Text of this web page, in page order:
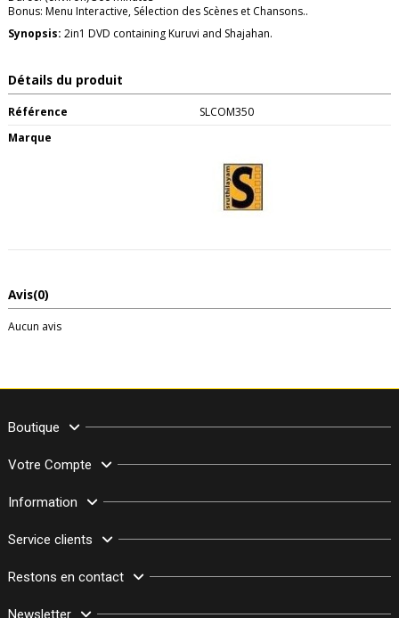
Bonus: Menu Interactive, Sélection des Scènes et Chansons..
Synopsis: 2in1 DVD containing Kuruvi and Shajahan.
Détails du produit
Référence
SLCOM350
Marque
Avis(0)
Aucun avis
Boutique
Votre Compte
Information
Service clients
Restons en contact
Newsletter